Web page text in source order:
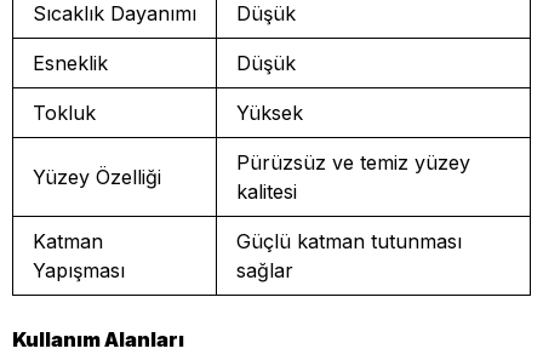
Sıcaklık Dayanımı Düşük
Esneklik Düşük
Tokluk Yüksek
Yüzey Özelliği
Pürüzsüz ve temiz yüzey
kalitesi
Katman
Yapışması
Güçlü katman tutunması
sağlar
Kullanım Alanları